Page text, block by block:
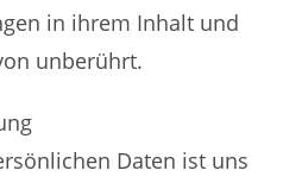
in ihrem Inhalt und
unberührt.
Daten ist uns